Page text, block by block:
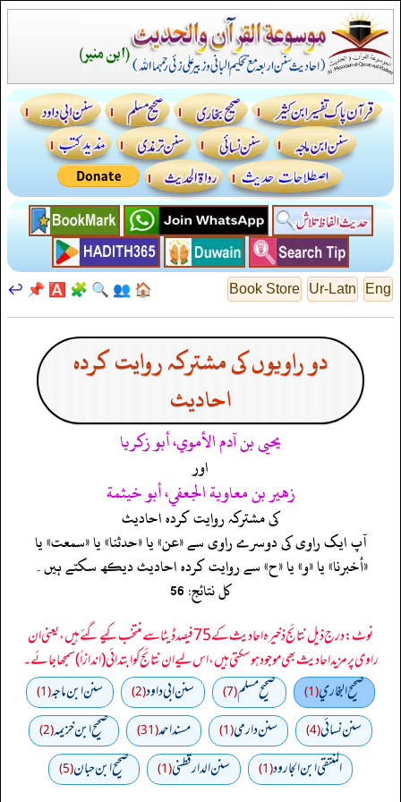
Eng
Ur-Latn
Book Store
🏠
👥
🔍
🧩
🅰️
📌
↩️
دو راویوں کی مشترکہ روایت کردہ
احادیث
يحيى بن آدم الأموي، أبو زكريا
اور
زهير بن معاوية الجعفي، أبو خيثمة
کی مشترکہ روایت کردہ احادیث
آپ ایک راوی کی دوسرے راوی سے «عن» یا «حدثنا» یا «سمعت» یا
«أخبرنا» یا «و» یا «ح» سے روایت کردہ احادیث دیکھ سکتے ہیں۔
کل نتائج: 56
نوٹ: درج ذیل نتائج ذخیرہ احادیث کے 75 فیصد ڈیٹا سے منتخب کیے گئے ہیں، یعنی ان
راوی پر مزید احادیث بھی موجود ہو سکتی ہیں، اس لیے ان نتائج کو ابتدائی (اندازاً) سمجھا جائے۔
صحيح البخاري(1) صحيح مسلم(7) سنن ابي داود(2) سنن ابن ماجه(1)
سنن نسائي(4) سنن دارمي(1) مسند احمد(31) صحيح ابن خزيمه(2)
المنتقى ابن الجارود(1) سنن الدارقطني(1) صحیح ابن حبان(5)